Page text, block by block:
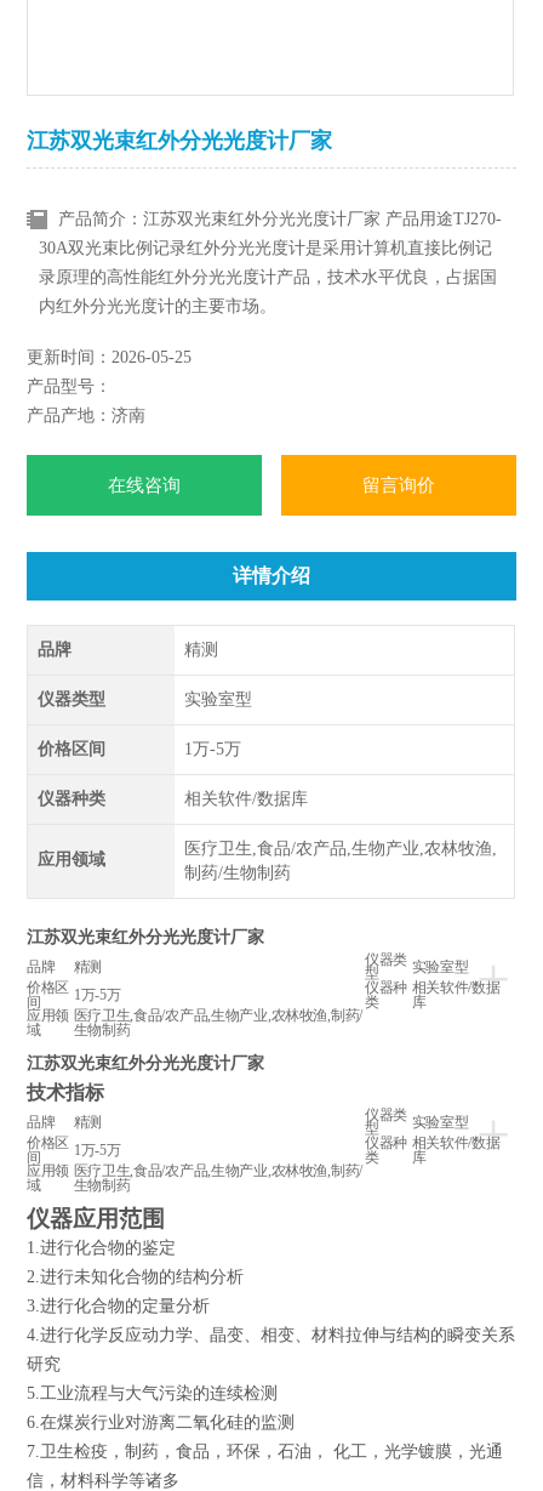
江苏双光束红外分光光度计厂家
产品简介：江苏双光束红外分光光度计厂家 产品用途TJ270-
30A双光束比例记录红外分光光度计是采用计算机直接比例记
录原理的高性能红外分光光度计产品，技术水平优良，占据国
内红外分光光度计的主要市场。
优质TGS为接收器，性能可靠，操作简便，功能*，可广泛应
用在饲料、兽药、石油、化工、医药、环保、教学、材料科学
等各个领域，是科研、生产、教学
更新时间：2026-05-25
产品型号：
产品产地：济南
在线咨询 留言询价
详情介绍
品牌 精测
仪器类型 实验室型
价格区间 1万-5万
仪器种类 相关软件/数据库
应用领域
医疗卫生,食品/农产品,生物产业,农林牧渔,
制药/生物制药
江苏双光束红外分光光度计厂家
+
品牌 精测 仪器类
型
实验室型
价格区
间
1万-5万
仪器种
类
相关软件/数据
库
应用领
域
医疗卫生,食品/农产品,生物产业,农林牧渔,制药/
生物制药
江苏双光束红外分光光度计厂家
技术指标
+
品牌 精测 仪器类
型
实验室型
价格区
间
1万-5万
仪器种
类
相关软件/数据
库
应用领
域
医疗卫生,食品/农产品,生物产业,农林牧渔,制药/
生物制药
仪器应用范围
1.进行化合物的鉴定
2.进行未知化合物的结构分析
3.进行化合物的定量分析
4.进行化学反应动力学、晶变、相变、材料拉伸与结构的瞬变关系
研究
5.工业流程与大气污染的连续检测
6.在煤炭行业对游离二氧化硅的监测
7.卫生检疫，制药，食品，环保，石油， 化工，光学镀膜，光通
信，材料科学等诸多